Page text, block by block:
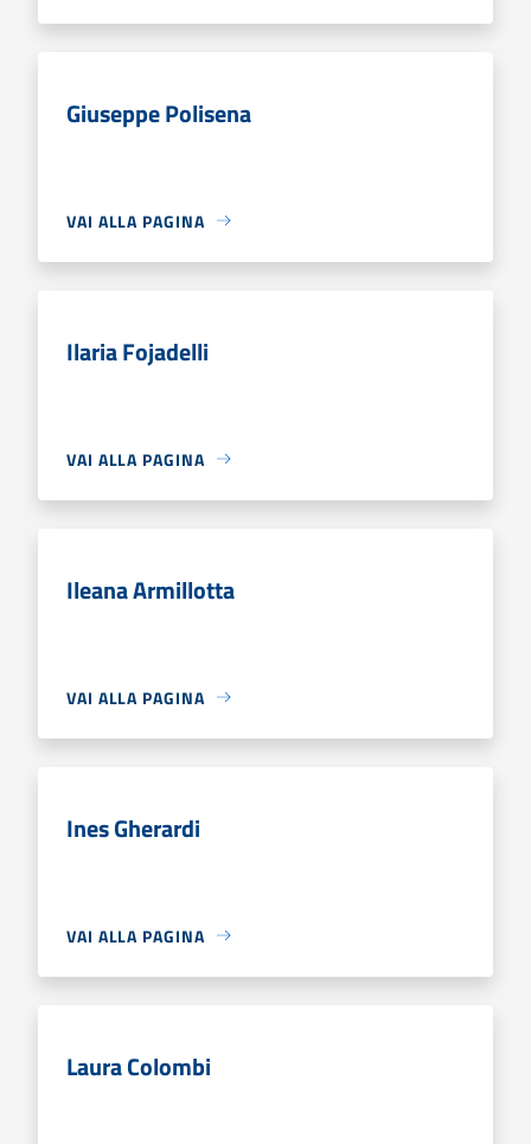
Giuseppe Polisena
VAI ALLA PAGINA
Ilaria Fojadelli
VAI ALLA PAGINA
Ileana Armillotta
VAI ALLA PAGINA
Ines Gherardi
VAI ALLA PAGINA
Laura Colombi